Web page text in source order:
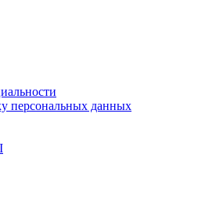
персональных данных